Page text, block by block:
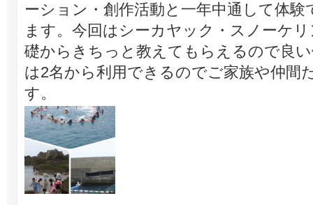
ーション・創作活動と一年中通して体
ます。今回はシーカヤック・スノーケ
礎からきちっと教えてもらえるので良
は2名から利用できるのでご家族や仲間
す。